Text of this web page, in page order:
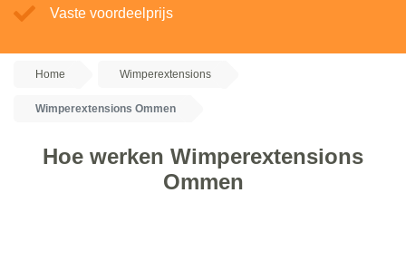
Vaste voordeelprijs
Home Wimperextensions
Wimperextensions Ommen
Hoe werken Wimperextensions
Ommen